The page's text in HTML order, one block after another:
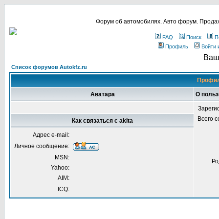
Форум об автомобилях. Авто форум.
FAQ Поиск
Профиль
Войти
Список форумов Autokfz.ru
Аватара О
Всего
Как связаться с akita
Адрес e-mail:
Личное сообщение:
MSN:
Yahoo:
AIM:
ICQ: